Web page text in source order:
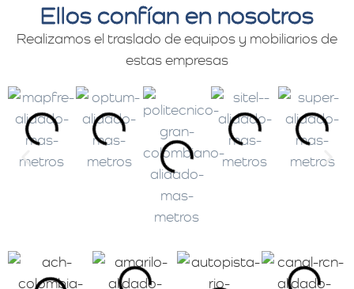
Ellos confían en nosotros
Realizamos el traslado de equipos y mobiliarios de
estas empresas